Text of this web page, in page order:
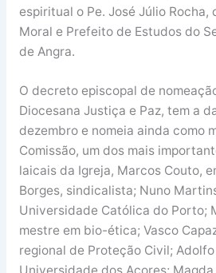
espiritual o Pe. José Júlio Rocha,
Moral e Prefeito de Estudos do
de Angra.
O decreto episcopal de
Diocesana Justiça e Paz, tem a
dezembro e nomeia ainda como
Comissão, um dos mais
laicais da Igreja, Marcos Couto,
Borges, sindicalista; Nuno
Universidade Católica do Porto;
mestre em bio-ética; Vasco
regional de Proteção Civil;